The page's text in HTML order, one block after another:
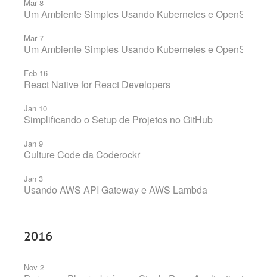
Mar 8
Um Ambiente Simples Usando Kubernetes e OpenShift
Mar 7
Um Ambiente Simples Usando Kubernetes e OpenShift
Feb 16
React Native for React Developers
Jan 10
Simplificando o Setup de Projetos no GitHub
Jan 9
Culture Code da Coderockr
Jan 3
Usando AWS API Gateway e AWS Lambda
2016
Nov 2